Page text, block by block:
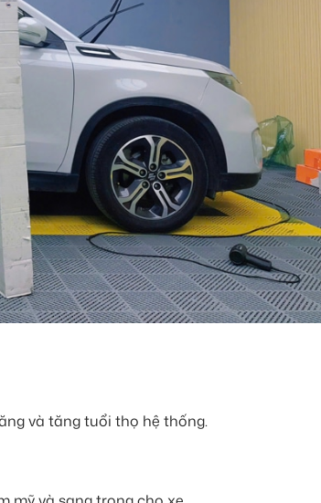
và tăng tuổi thọ hệ thống.